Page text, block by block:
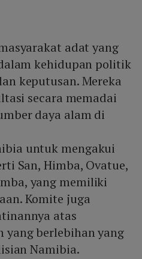
adat yang
kehidupan politik
keputusan. Mereka
secara memadai
daya alam di
untuk mengakui
San, Himba, Ovatue,
yang memiliki
Komite juga
atas
yang berlebihan yang
Namibia.